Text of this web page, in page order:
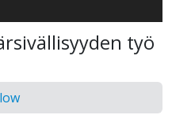
työ